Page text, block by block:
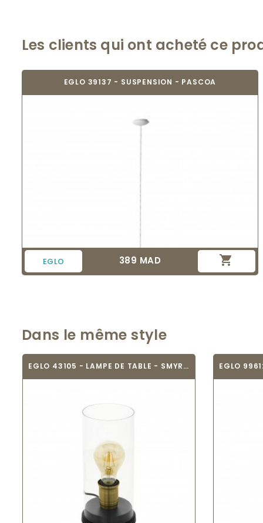
Les clients qui ont acheté ce
EGLO 39137 - SUSPENSION - PASCOA
EGLO Prix
389 MAD 
Dans le même style
EGLO 43105 - LAMPE DE TABLE - SMYRTON